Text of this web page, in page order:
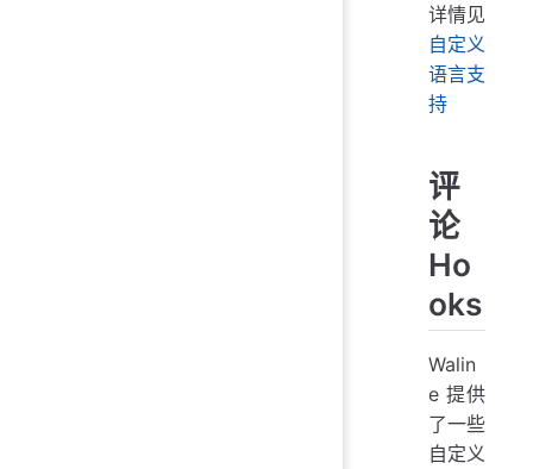
详情见
自定义
语言支
持
评
论
Ho
oks
Walin
e 提供
了一些
自定义